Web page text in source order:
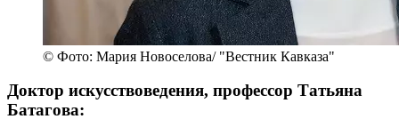
© Фото: Мария Новоселова/ "Вестник Кавказа"
Доктор искусствоведения, профессор Татьяна
Батагова: